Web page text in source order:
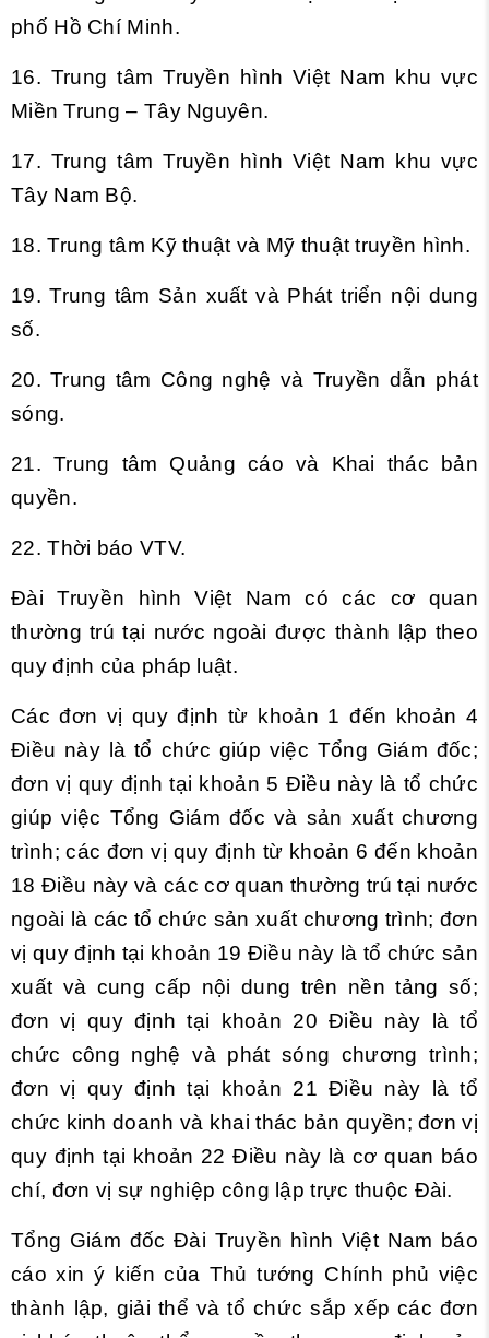
phố Hồ Chí Minh.
16. Trung tâm Truyền hình Việt Nam khu vực
Miền Trung – Tây Nguyên.
17. Trung tâm Truyền hình Việt Nam khu vực
Tây Nam Bộ.
18. Trung tâm Kỹ thuật và Mỹ thuật truyền hình.
19. Trung tâm Sản xuất và Phát triển nội dung
số.
20. Trung tâm Công nghệ và Truyền dẫn phát
sóng.
21. Trung tâm Quảng cáo và Khai thác bản
quyền.
22. Thời báo VTV.
Đài Truyền hình Việt Nam có các cơ quan
thường trú tại nước ngoài được thành lập theo
quy định của pháp luật.
Các đơn vị quy định từ khoản 1 đến khoản 4
Điều này là tổ chức giúp việc Tổng Giám đốc;
đơn vị quy định tại khoản 5 Điều này là tổ chức
giúp việc Tổng Giám đốc và sản xuất chương
trình; các đơn vị quy định từ khoản 6 đến khoản
18 Điều này và các cơ quan thường trú tại nước
ngoài là các tổ chức sản xuất chương trình; đơn
vị quy định tại khoản 19 Điều này là tổ chức sản
xuất và cung cấp nội dung trên nền tảng số;
đơn vị quy định tại khoản 20 Điều này là tổ
chức công nghệ và phát sóng chương trình;
đơn vị quy định tại khoản 21 Điều này là tổ
chức kinh doanh và khai thác bản quyền; đơn vị
quy định tại khoản 22 Điều này là cơ quan báo
chí, đơn vị sự nghiệp công lập trực thuộc Đài.
Tổng Giám đốc Đài Truyền hình Việt Nam báo
cáo xin ý kiến của Thủ tướng Chính phủ việc
thành lập, giải thể và tổ chức sắp xếp các đơn